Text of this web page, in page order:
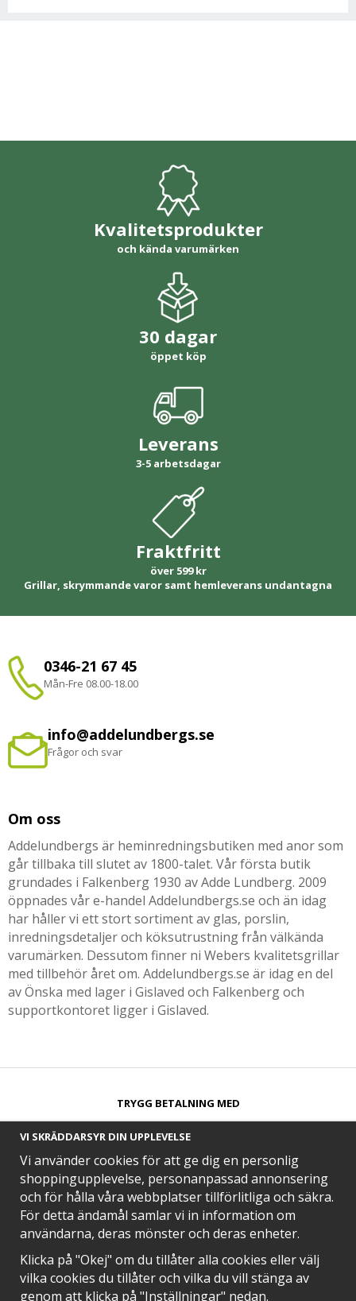
Kvalitetsprodukter
och kända varumärken
30 dagar
öppet köp
Leverans
3-5 arbetsdagar
Fraktfritt
över 599 kr
Grillar, skrymmande varor samt hemleverans undantagna
0346-21 67 45
Mån-Fre 08.00-18.00
info@addelundbergs.se
Frågor och svar
Om oss
Addelundbergs är heminredningsbutiken med anor som
går tillbaka till slutet av 1800-talet. Vår första butik
grundades i Falkenberg 1930 av Adde Lundberg. 2009
öppnades vår e-handel Addelundbergs.se och än idag
har håller vi ett stort sortiment av glas, porslin,
inredningsdetaljer och köksutrustning från välkända
varumärken. Dessutom finner ni Webers kvalitetsgrillar
med tillbehör året om. Addelundbergs.se är idag en del
av Önska med lager i Gislaved och Falkenberg och
supportkontoret ligger i Gislaved.
TRYGG BETALNING MED​
SNABB LEVERANS MED
EN DEL AV
VI SKRÄDDARSYR DIN UPPLEVELSE
Vi använder cookies för att ge dig en personlig
shoppingupplevelse, personanpassad annonsering
och för hålla våra webbplatser tillförlitliga och säkra.
För detta ändamål samlar vi in information om
användarna, deras mönster och deras enheter.
Klicka på "Okej" om du tillåter alla cookies eller välj
vilka cookies du tillåter och vilka du vill stänga av
genom att klicka på "Inställningar" nedan.